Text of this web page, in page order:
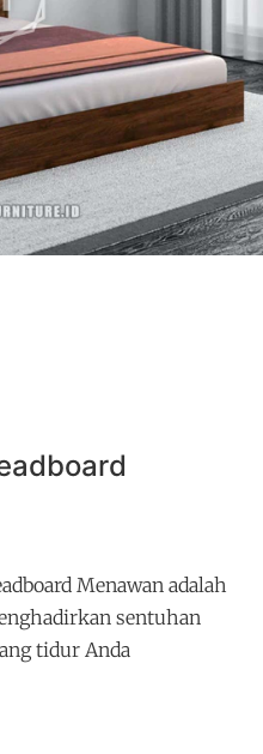
Menawan adalah
sentuhan
tidur Anda